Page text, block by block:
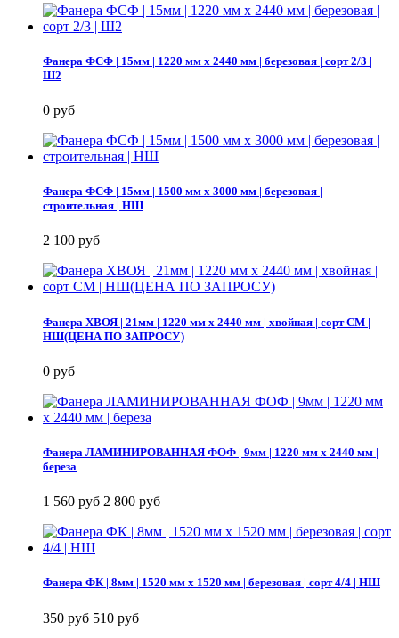
Фанера ФСФ | 15мм | 1220 мм х 2440 мм | березовая | сорт 2/3 |
Ш2
0 руб
Фанера ФСФ | 15мм | 1500 мм х 3000 мм | березовая |
строительная | НШ
2 100 руб
Фанера ХВОЯ | 21мм | 1220 мм х 2440 мм | хвойная | сорт СМ |
НШ(ЦЕНА ПО ЗАПРОСУ)
0 руб
Фанера ЛАМИНИРОВАННАЯ ФОФ | 9мм | 1220 мм х 2440 мм |
береза
1 560 руб 2 800 руб
Фанера ФК | 8мм | 1520 мм х 1520 мм | березовая | сорт 4/4 | НШ
350 руб 510 руб